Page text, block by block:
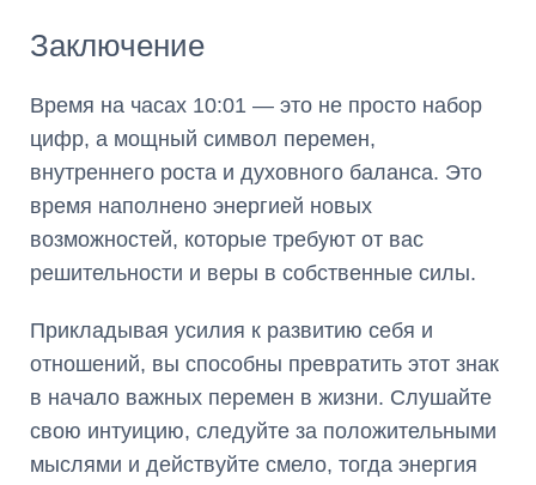
Заключение
Время на часах 10:01 — это не просто набор
цифр, а мощный символ перемен,
внутреннего роста и духовного баланса. Это
время наполнено энергией новых
возможностей, которые требуют от вас
решительности и веры в собственные силы.
Прикладывая усилия к развитию себя и
отношений, вы способны превратить этот знак
в начало важных перемен в жизни. Слушайте
свою интуицию, следуйте за положительными
мыслями и действуйте смело, тогда энергия